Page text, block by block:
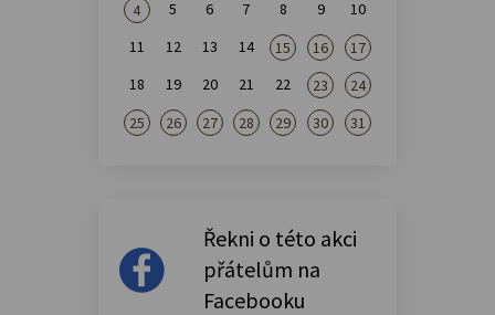
4 5 6 7 8 9
10
11
12 13 14 15 16
17
18
19 20 21 22 23
24
25
26 27 28 29 30 31
Řekni o této akci
přátelům na
Facebooku